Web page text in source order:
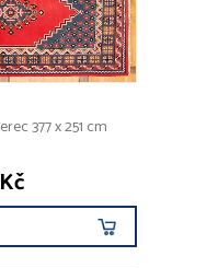
377 x 251 cm